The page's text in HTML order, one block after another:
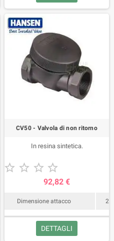
CV50 - Valvola di non ritorno
In resina sintetica.
   
92,82 €
Dimensione attacco 2"
DETTAGLI